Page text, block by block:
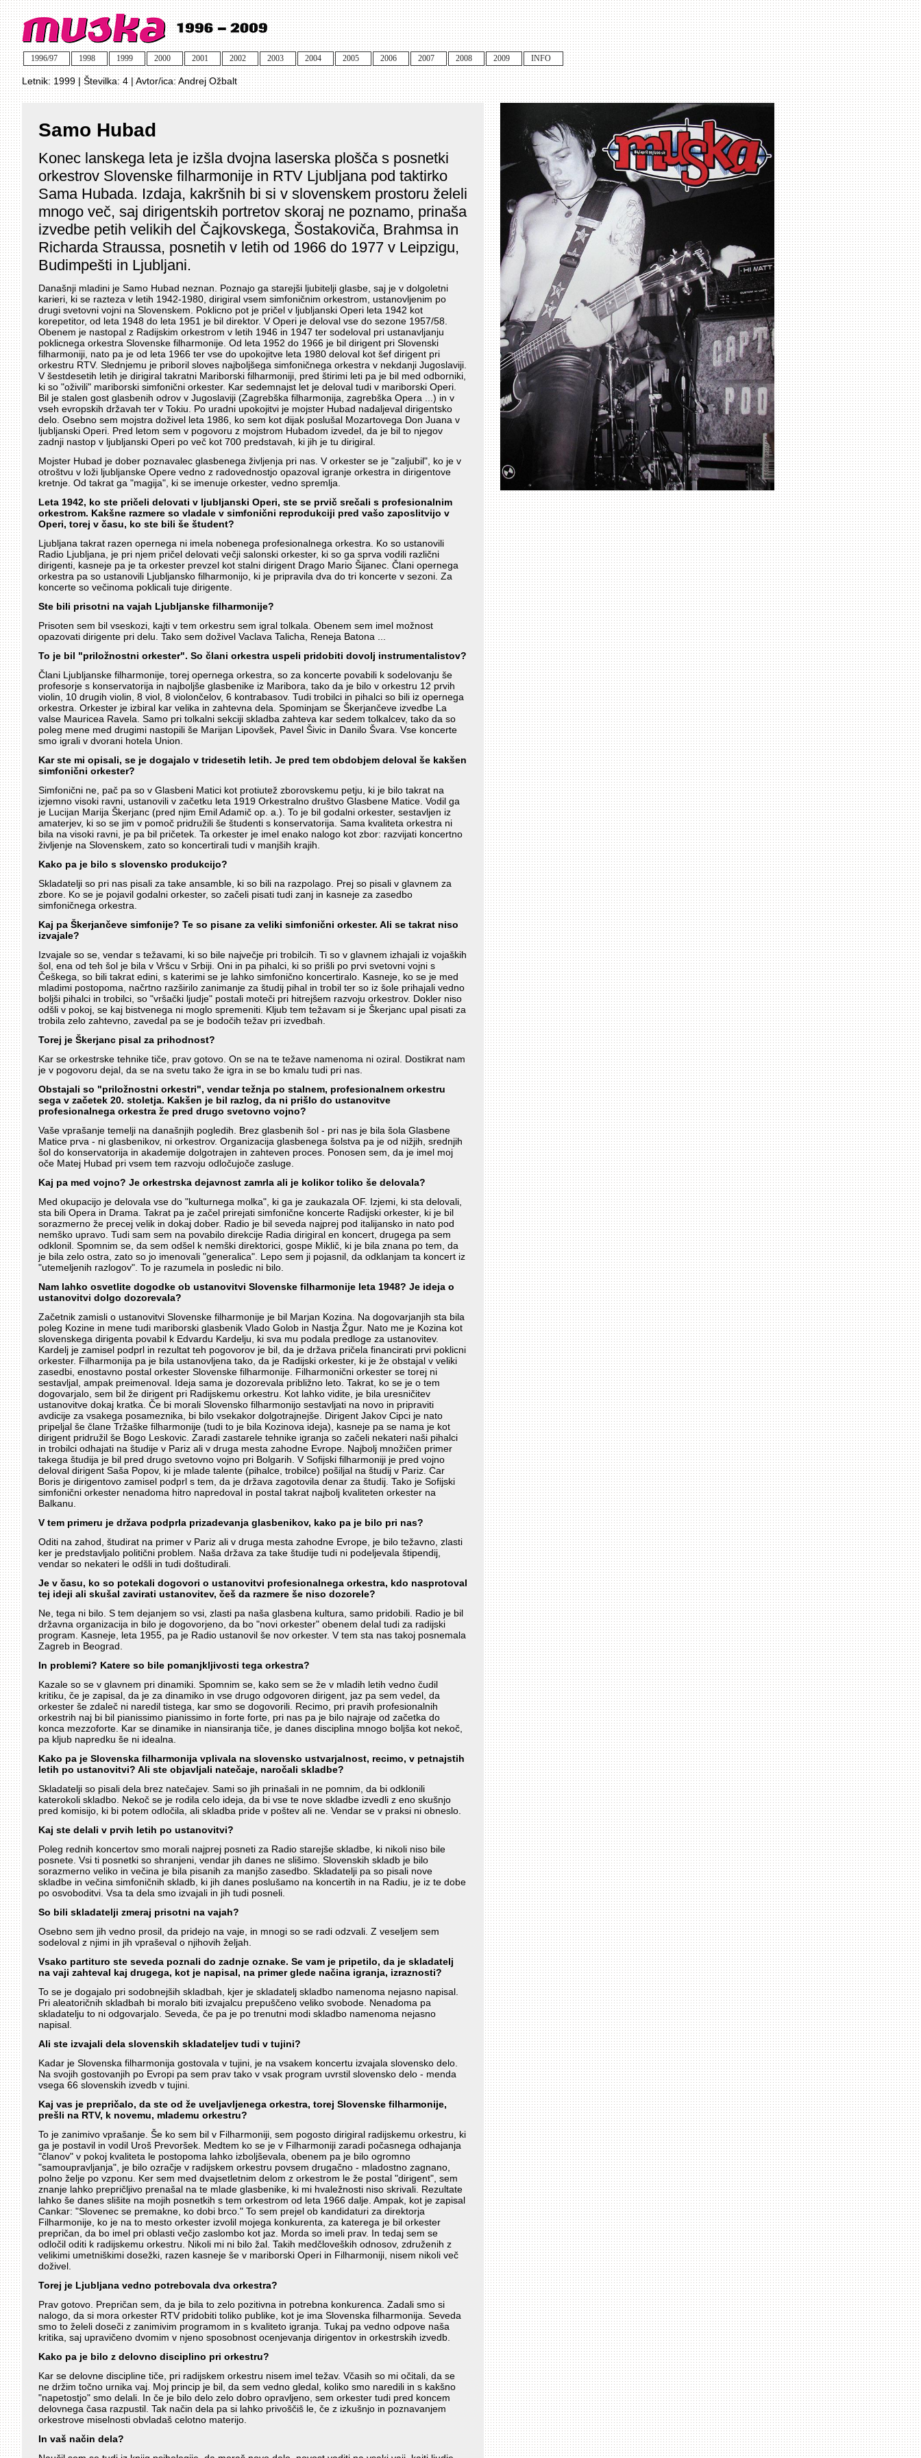
1996/97 1998 1999 2000 2001 2002 2003 2004 2005 2006 2007 2008 2009 INFO
Letnik:1999| Številka:4| Avtor/ica:Andrej Ožbalt
Samo Hubad
Konec lanskega leta je izšla dvojna laserska plošča s posnetki
orkestrov Slovenske filharmonije in RTV Ljubljana pod taktirko
Sama Hubada. Izdaja, kakršnih bi si v slovenskem prostoru želeli
mnogo več, saj dirigentskih portretov skoraj ne poznamo, prinaša
izvedbe petih velikih del Čajkovskega, Šostakoviča, Brahmsa in
Richarda Straussa, posnetih v letih od 1966 do 1977 v Leipzigu,
Budimpešti in Ljubljani.
Današnji mladini je Samo Hubad neznan. Poznajo ga starejši ljubitelji glasbe, saj je v dolgoletni
karieri, ki se razteza v letih 1942-1980, dirigiral vsem simfoničnim orkestrom, ustanovljenim po
drugi svetovni vojni na Slovenskem. Poklicno pot je pričel v ljubljanski Operi leta 1942 kot
korepetitor, od leta 1948 do leta 1951 je bil direktor. V Operi je deloval vse do sezone 1957/58.
Obenem je nastopal z Radijskim orkestrom v letih 1946 in 1947 ter sodeloval pri ustanavljanju
poklicnega orkestra Slovenske filharmonije. Od leta 1952 do 1966 je bil dirigent pri Slovenski
filharmoniji, nato pa je od leta 1966 ter vse do upokojitve leta 1980 deloval kot šef dirigent pri
orkestru RTV. Slednjemu je priboril sloves najboljšega simfoničnega orkestra v nekdanji Jugoslaviji.
V šestdesetih letih je dirigiral takratni Mariborski filharmoniji, pred štirimi leti pa je bil med odborniki,
ki so "oživili" mariborski simfonični orkester. Kar sedemnajst let je deloval tudi v mariborski Operi.
Bil je stalen gost glasbenih odrov v Jugoslaviji (Zagrebška filharmonija, zagrebška Opera ...) in v
vseh evropskih državah ter v Tokiu. Po uradni upokojitvi je mojster Hubad nadaljeval dirigentsko
delo. Osebno sem mojstra doživel leta 1986, ko sem kot dijak poslušal Mozartovega Don Juana v
ljubljanski Operi. Pred letom sem v pogovoru z mojstrom Hubadom izvedel, da je bil to njegov
zadnji nastop v ljubljanski Operi po več kot 700 predstavah, ki jih je tu dirigiral.
Mojster Hubad je dober poznavalec glasbenega življenja pri nas. V orkester se je "zaljubil", ko je v
otroštvu v loži ljubljanske Opere vedno z radovednostjo opazoval igranje orkestra in dirigentove
kretnje. Od takrat ga "magija", ki se imenuje orkester, vedno spremlja.
Leta 1942, ko ste pričeli delovati v ljubljanski Operi, ste se prvič srečali s profesionalnim
orkestrom. Kakšne razmere so vladale v simfonični reprodukciji pred vašo zaposlitvijo v
Operi, torej v času, ko ste bili še študent?
Ljubljana takrat razen opernega ni imela nobenega profesionalnega orkestra. Ko so ustanovili
Radio Ljubljana, je pri njem pričel delovati večji salonski orkester, ki so ga sprva vodili različni
dirigenti, kasneje pa je ta orkester prevzel kot stalni dirigent Drago Mario Šijanec. Člani opernega
orkestra pa so ustanovili Ljubljansko filharmonijo, ki je pripravila dva do tri koncerte v sezoni. Za
koncerte so večinoma poklicali tuje dirigente.
Ste bili prisotni na vajah Ljubljanske filharmonije?
Prisoten sem bil vseskozi, kajti v tem orkestru sem igral tolkala. Obenem sem imel možnost
opazovati dirigente pri delu. Tako sem doživel Vaclava Talicha, Reneja Batona ...
To je bil "priložnostni orkester". So člani orkestra uspeli pridobiti dovolj instrumentalistov?
Člani Ljubljanske filharmonije, torej opernega orkestra, so za koncerte povabili k sodelovanju še
profesorje s konservatorija in najboljše glasbenike iz Maribora, tako da je bilo v orkestru 12 prvih
violin, 10 drugih violin, 8 viol, 8 violončelov, 6 kontrabasov. Tudi trobilci in pihalci so bili iz opernega
orkestra. Orkester je izbiral kar velika in zahtevna dela. Spominjam se Škerjančeve izvedbe La
valse Mauricea Ravela. Samo pri tolkalni sekciji skladba zahteva kar sedem tolkalcev, tako da so
poleg mene med drugimi nastopili še Marijan Lipovšek, Pavel Šivic in Danilo Švara. Vse koncerte
smo igrali v dvorani hotela Union.
Kar ste mi opisali, se je dogajalo v tridesetih letih. Je pred tem obdobjem deloval še kakšen
simfonični orkester?
Simfonični ne, pač pa so v Glasbeni Matici kot protiutež zborovskemu petju, ki je bilo takrat na
izjemno visoki ravni, ustanovili v začetku leta 1919 Orkestralno društvo Glasbene Matice. Vodil ga
je Lucijan Marija Škerjanc (pred njim Emil Adamič op. a.). To je bil godalni orkester, sestavljen iz
amaterjev, ki so se jim v pomoč pridružili še študenti s konservatorija. Sama kvaliteta orkestra ni
bila na visoki ravni, je pa bil pričetek. Ta orkester je imel enako nalogo kot zbor: razvijati koncertno
življenje na Slovenskem, zato so koncertirali tudi v manjših krajih.
Kako pa je bilo s slovensko produkcijo?
Skladatelji so pri nas pisali za take ansamble, ki so bili na razpolago. Prej so pisali v glavnem za
zbore. Ko se je pojavil godalni orkester, so začeli pisati tudi zanj in kasneje za zasedbo
simfoničnega orkestra.
Kaj pa Škerjančeve simfonije? Te so pisane za veliki simfonični orkester. Ali se takrat niso
izvajale?
Izvajale so se, vendar s težavami, ki so bile največje pri trobilcih. Ti so v glavnem izhajali iz vojaških
šol, ena od teh šol je bila v Vršcu v Srbiji. Oni in pa pihalci, ki so prišli po prvi svetovni vojni s
Češkega, so bili takrat edini, s katerimi se je lahko simfonično koncertiralo. Kasneje, ko se je med
mladimi postopoma, načrtno razširilo zanimanje za študij pihal in trobil ter so iz šole prihajali vedno
boljši pihalci in trobilci, so "vršački ljudje" postali moteči pri hitrejšem razvoju orkestrov. Dokler niso
odšli v pokoj, se kaj bistvenega ni moglo spremeniti. Kljub tem težavam si je Škerjanc upal pisati za
trobila zelo zahtevno, zavedal pa se je bodočih težav pri izvedbah.
Torej je Škerjanc pisal za prihodnost?
Kar se orkestrske tehnike tiče, prav gotovo. On se na te težave namenoma ni oziral. Dostikrat nam
je v pogovoru dejal, da se na svetu tako že igra in se bo kmalu tudi pri nas.
Obstajali so "priložnostni orkestri", vendar težnja po stalnem, profesionalnem orkestru
sega v začetek 20. stoletja. Kakšen je bil razlog, da ni prišlo do ustanovitve
profesionalnega orkestra že pred drugo svetovno vojno?
Vaše vprašanje temelji na današnjih pogledih. Brez glasbenih šol - pri nas je bila šola Glasbene
Matice prva - ni glasbenikov, ni orkestrov. Organizacija glasbenega šolstva pa je od nižjih, srednjih
šol do konservatorija in akademije dolgotrajen in zahteven proces. Ponosen sem, da je imel moj
oče Matej Hubad pri vsem tem razvoju odločujoče zasluge.
Kaj pa med vojno? Je orkestrska dejavnost zamrla ali je kolikor toliko še delovala?
Med okupacijo je delovala vse do "kulturnega molka", ki ga je zaukazala OF. Izjemi, ki sta delovali,
sta bili Opera in Drama. Takrat pa je začel prirejati simfonične koncerte Radijski orkester, ki je bil
sorazmerno že precej velik in dokaj dober. Radio je bil seveda najprej pod italijansko in nato pod
nemško upravo. Tudi sam sem na povabilo direkcije Radia dirigiral en koncert, drugega pa sem
odklonil. Spomnim se, da sem odšel k nemški direktorici, gospe Miklič, ki je bila znana po tem, da
je bila zelo ostra, zato so jo imenovali "generalica". Lepo sem ji pojasnil, da odklanjam ta koncert iz
"utemeljenih razlogov". To je razumela in posledic ni bilo.
Nam lahko osvetlite dogodke ob ustanovitvi Slovenske filharmonije leta 1948? Je ideja o
ustanovitvi dolgo dozorevala?
Začetnik zamisli o ustanovitvi Slovenske filharmonije je bil Marjan Kozina. Na dogovarjanjih sta bila
poleg Kozine in mene tudi mariborski glasbenik Vlado Golob in Nastja Žgur. Nato me je Kozina kot
slovenskega dirigenta povabil k Edvardu Kardelju, ki sva mu podala predloge za ustanovitev.
Kardelj je zamisel podprl in rezultat teh pogovorov je bil, da je država pričela financirati prvi poklicni
orkester. Filharmonija pa je bila ustanovljena tako, da je Radijski orkester, ki je že obstajal v veliki
zasedbi, enostavno postal orkester Slovenske filharmonije. Filharmonični orkester se torej ni
sestavljal, ampak preimenoval. Ideja sama je dozorevala približno leto. Takrat, ko se je o tem
dogovarjalo, sem bil že dirigent pri Radijskemu orkestru. Kot lahko vidite, je bila uresničitev
ustanovitve dokaj kratka. Če bi morali Slovensko filharmonijo sestavljati na novo in pripraviti
avdicije za vsakega posameznika, bi bilo vsekakor dolgotrajnejše. Dirigent Jakov Cipci je nato
pripeljal še člane Tržaške filharmonije (tudi to je bila Kozinova ideja), kasneje pa se nama je kot
dirigent pridružil še Bogo Leskovic. Zaradi zastarele tehnike igranja so začeli nekateri naši pihalci
in trobilci odhajati na študije v Pariz ali v druga mesta zahodne Evrope. Najbolj množičen primer
takega študija je bil pred drugo svetovno vojno pri Bolgarih. V Sofijski filharmoniji je pred vojno
deloval dirigent Saša Popov, ki je mlade talente (pihalce, trobilce) pošiljal na študij v Pariz. Car
Boris je dirigentovo zamisel podprl s tem, da je država zagotovila denar za študij. Tako je Sofijski
simfonični orkester nenadoma hitro napredoval in postal takrat najbolj kvaliteten orkester na
Balkanu.
V tem primeru je država podprla prizadevanja glasbenikov, kako pa je bilo pri nas?
Oditi na zahod, študirat na primer v Pariz ali v druga mesta zahodne Evrope, je bilo težavno, zlasti
ker je predstavljalo politični problem. Naša država za take študije tudi ni podeljevala štipendij,
vendar so nekateri le odšli in tudi doštudirali.
Je v času, ko so potekali dogovori o ustanovitvi profesionalnega orkestra, kdo nasprotoval
tej ideji ali skušal zavirati ustanovitev, češ da razmere še niso dozorele?
Ne, tega ni bilo. S tem dejanjem so vsi, zlasti pa naša glasbena kultura, samo pridobili. Radio je bil
državna organizacija in bilo je dogovorjeno, da bo "novi orkester" obenem delal tudi za radijski
program. Kasneje, leta 1955, pa je Radio ustanovil še nov orkester. V tem sta nas takoj posnemala
Zagreb in Beograd.
In problemi? Katere so bile pomanjkljivosti tega orkestra?
Kazale so se v glavnem pri dinamiki. Spomnim se, kako sem se že v mladih letih vedno čudil
kritiku, če je zapisal, da je za dinamiko in vse drugo odgovoren dirigent, jaz pa sem vedel, da
orkester še zdaleč ni naredil tistega, kar smo se dogovorili. Recimo, pri pravih profesionalnih
orkestrih naj bi bil pianissimo pianissimo in forte forte, pri nas pa je bilo najraje od začetka do
konca mezzoforte. Kar se dinamike in niansiranja tiče, je danes disciplina mnogo boljša kot nekoč,
pa kljub napredku še ni idealna.
Kako pa je Slovenska filharmonija vplivala na slovensko ustvarjalnost, recimo, v petnajstih
letih po ustanovitvi? Ali ste objavljali natečaje, naročali skladbe?
Skladatelji so pisali dela brez natečajev. Sami so jih prinašali in ne pomnim, da bi odklonili
katerokoli skladbo. Nekoč se je rodila celo ideja, da bi vse te nove skladbe izvedli z eno skušnjo
pred komisijo, ki bi potem odločila, ali skladba pride v poštev ali ne. Vendar se v praksi ni obneslo.
Kaj ste delali v prvih letih po ustanovitvi?
Poleg rednih koncertov smo morali najprej posneti za Radio starejše skladbe, ki nikoli niso bile
posnete. Vsi ti posnetki so shranjeni, vendar jih danes ne slišimo. Slovenskih skladb je bilo
sorazmerno veliko in večina je bila pisanih za manjšo zasedbo. Skladatelji pa so pisali nove
skladbe in večina simfoničnih skladb, ki jih danes poslušamo na koncertih in na Radiu, je iz te dobe
po osvoboditvi. Vsa ta dela smo izvajali in jih tudi posneli.
So bili skladatelji zmeraj prisotni na vajah?
Osebno sem jih vedno prosil, da pridejo na vaje, in mnogi so se radi odzvali. Z veseljem sem
sodeloval z njimi in jih vpraševal o njihovih željah.
Vsako partituro ste seveda poznali do zadnje oznake. Se vam je pripetilo, da je skladatelj
na vaji zahteval kaj drugega, kot je napisal, na primer glede načina igranja, izraznosti?
To se je dogajalo pri sodobnejših skladbah, kjer je skladatelj skladbo namenoma nejasno napisal.
Pri aleatoričnih skladbah bi moralo biti izvajalcu prepuščeno veliko svobode. Nenadoma pa
skladatelju to ni odgovarjalo. Seveda, če pa je po trenutni modi skladbo namenoma nejasno
napisal.
Ali ste izvajali dela slovenskih skladateljev tudi v tujini?
Kadar je Slovenska filharmonija gostovala v tujini, je na vsakem koncertu izvajala slovensko delo.
Na svojih gostovanjih po Evropi pa sem prav tako v vsak program uvrstil slovensko delo - menda
vsega 66 slovenskih izvedb v tujini.
Kaj vas je prepričalo, da ste od že uveljavljenega orkestra, torej Slovenske filharmonije,
prešli na RTV, k novemu, mlademu orkestru?
To je zanimivo vprašanje. Še ko sem bil v Filharmoniji, sem pogosto dirigiral radijskemu orkestru, ki
ga je postavil in vodil Uroš Prevoršek. Medtem ko se je v Filharmoniji zaradi počasnega odhajanja
"članov" v pokoj kvaliteta le postopoma lahko izboljševala, obenem pa je bilo ogromno
"samoupravljanja", je bilo ozračje v radijskem orkestru povsem drugačno - mladostno zagnano,
polno želje po vzponu. Ker sem med dvajsetletnim delom z orkestrom le že postal "dirigent", sem
znanje lahko prepričljivo prenašal na te mlade glasbenike, ki mi hvaležnosti niso skrivali. Rezultate
lahko še danes slišite na mojih posnetkih s tem orkestrom od leta 1966 dalje. Ampak, kot je zapisal
Cankar: "Slovenec se premakne, ko dobi brco." To sem prejel ob kandidaturi za direktorja
Filharmonije, ko je na to mesto orkester izvolil mojega konkurenta, za katerega je bil orkester
prepričan, da bo imel pri oblasti večjo zaslombo kot jaz. Morda so imeli prav. In tedaj sem se
odločil oditi k radijskemu orkestru. Nikoli mi ni bilo žal. Takih medčloveških odnosov, združenih z
velikimi umetniškimi dosežki, razen kasneje še v mariborski Operi in Filharmoniji, nisem nikoli več
doživel.
Torej je Ljubljana vedno potrebovala dva orkestra?
Prav gotovo. Prepričan sem, da je bila to zelo pozitivna in potrebna konkurenca. Zadali smo si
nalogo, da si mora orkester RTV pridobiti toliko publike, kot je ima Slovenska filharmonija. Seveda
smo to želeli doseči z zanimivim programom in s kvaliteto igranja. Tukaj pa vedno odpove naša
kritika, saj upravičeno dvomim v njeno sposobnost ocenjevanja dirigentov in orkestrskih izvedb.
Kako pa je bilo z delovno disciplino pri orkestru?
Kar se delovne discipline tiče, pri radijskem orkestru nisem imel težav. Včasih so mi očitali, da se
ne držim točno urnika vaj. Moj princip je bil, da sem vedno gledal, koliko smo naredili in s kakšno
"napetostjo" smo delali. In če je bilo delo zelo dobro opravljeno, sem orkester tudi pred koncem
delovnega časa razpustil. Tak način dela pa si lahko privoščiš le, če z izkušnjo in poznavanjem
orkestrove miselnosti obvladaš celotno materijo.
In vaš način dela?